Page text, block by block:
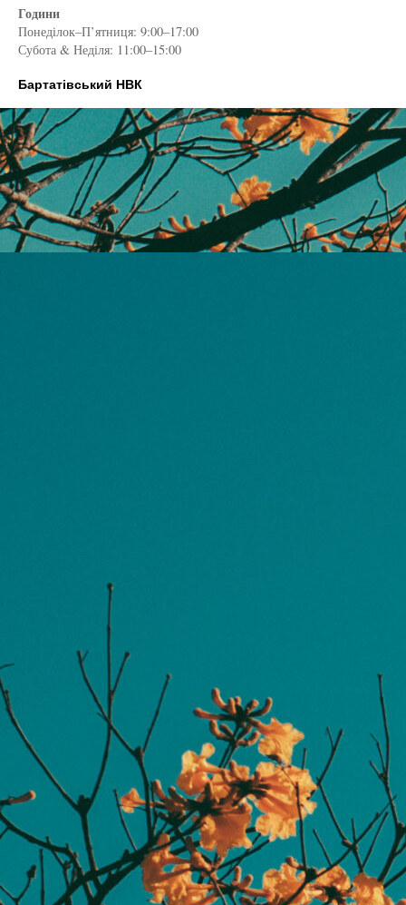
Години
Понеділок–П’ятниця: 9:00–17:00
Субота & Неділя: 11:00–15:00
Бартатівський НВК